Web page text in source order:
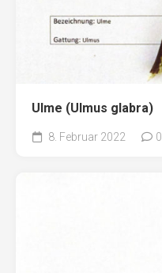
Ulme (Ulmus glabra)
8. Februar 2022 0